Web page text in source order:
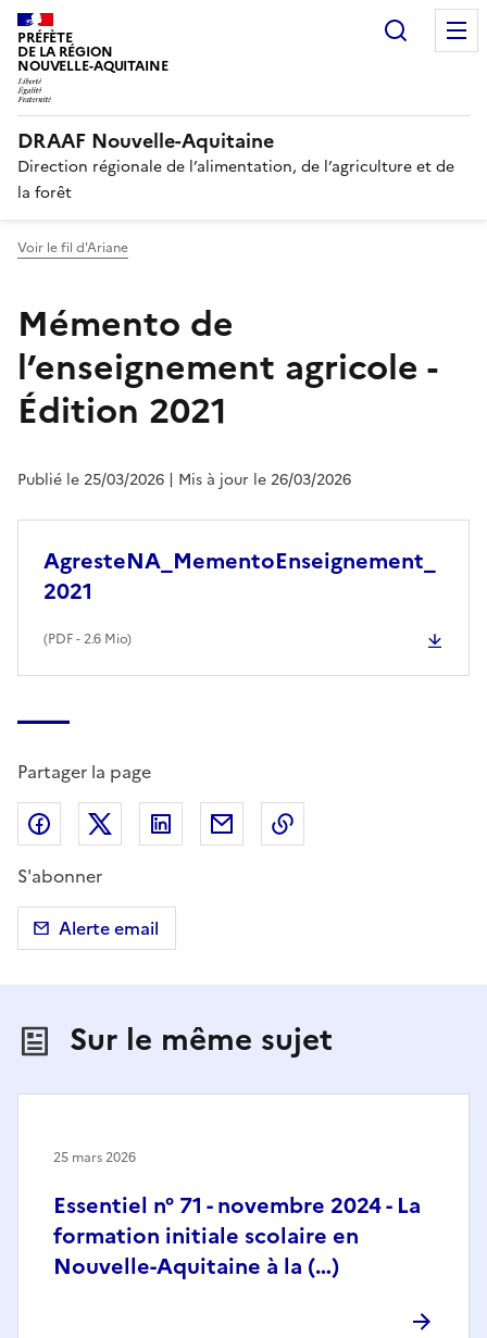
PRÉFÈTE
DE LA RÉGION
NOUVELLE-AQUITAINE
DRAAF Nouvelle-Aquitaine
Direction régionale de l’alimentation, de l’agriculture et de
la forêt
Voir le fil d'Ariane
Mémento de
l’enseignement agricole -
Édition 2021
Publié le 25/03/2026 | Mis à jour le 26/03/2026
AgresteNA_MementoEnseignement_
2021
(PDF- 2.6 Mio)
Partager la page
Partager sur Facebook
Partager sur X (anciennement Twitter)
Partager sur LinkedIn
Partager par email
S'abonner
Alerte email
Sur le même sujet
Essentiel n° 71 - novembre 2024 - La
formation initiale scolaire en
Nouvelle-Aquitaine à la (…)
25 mars 2026